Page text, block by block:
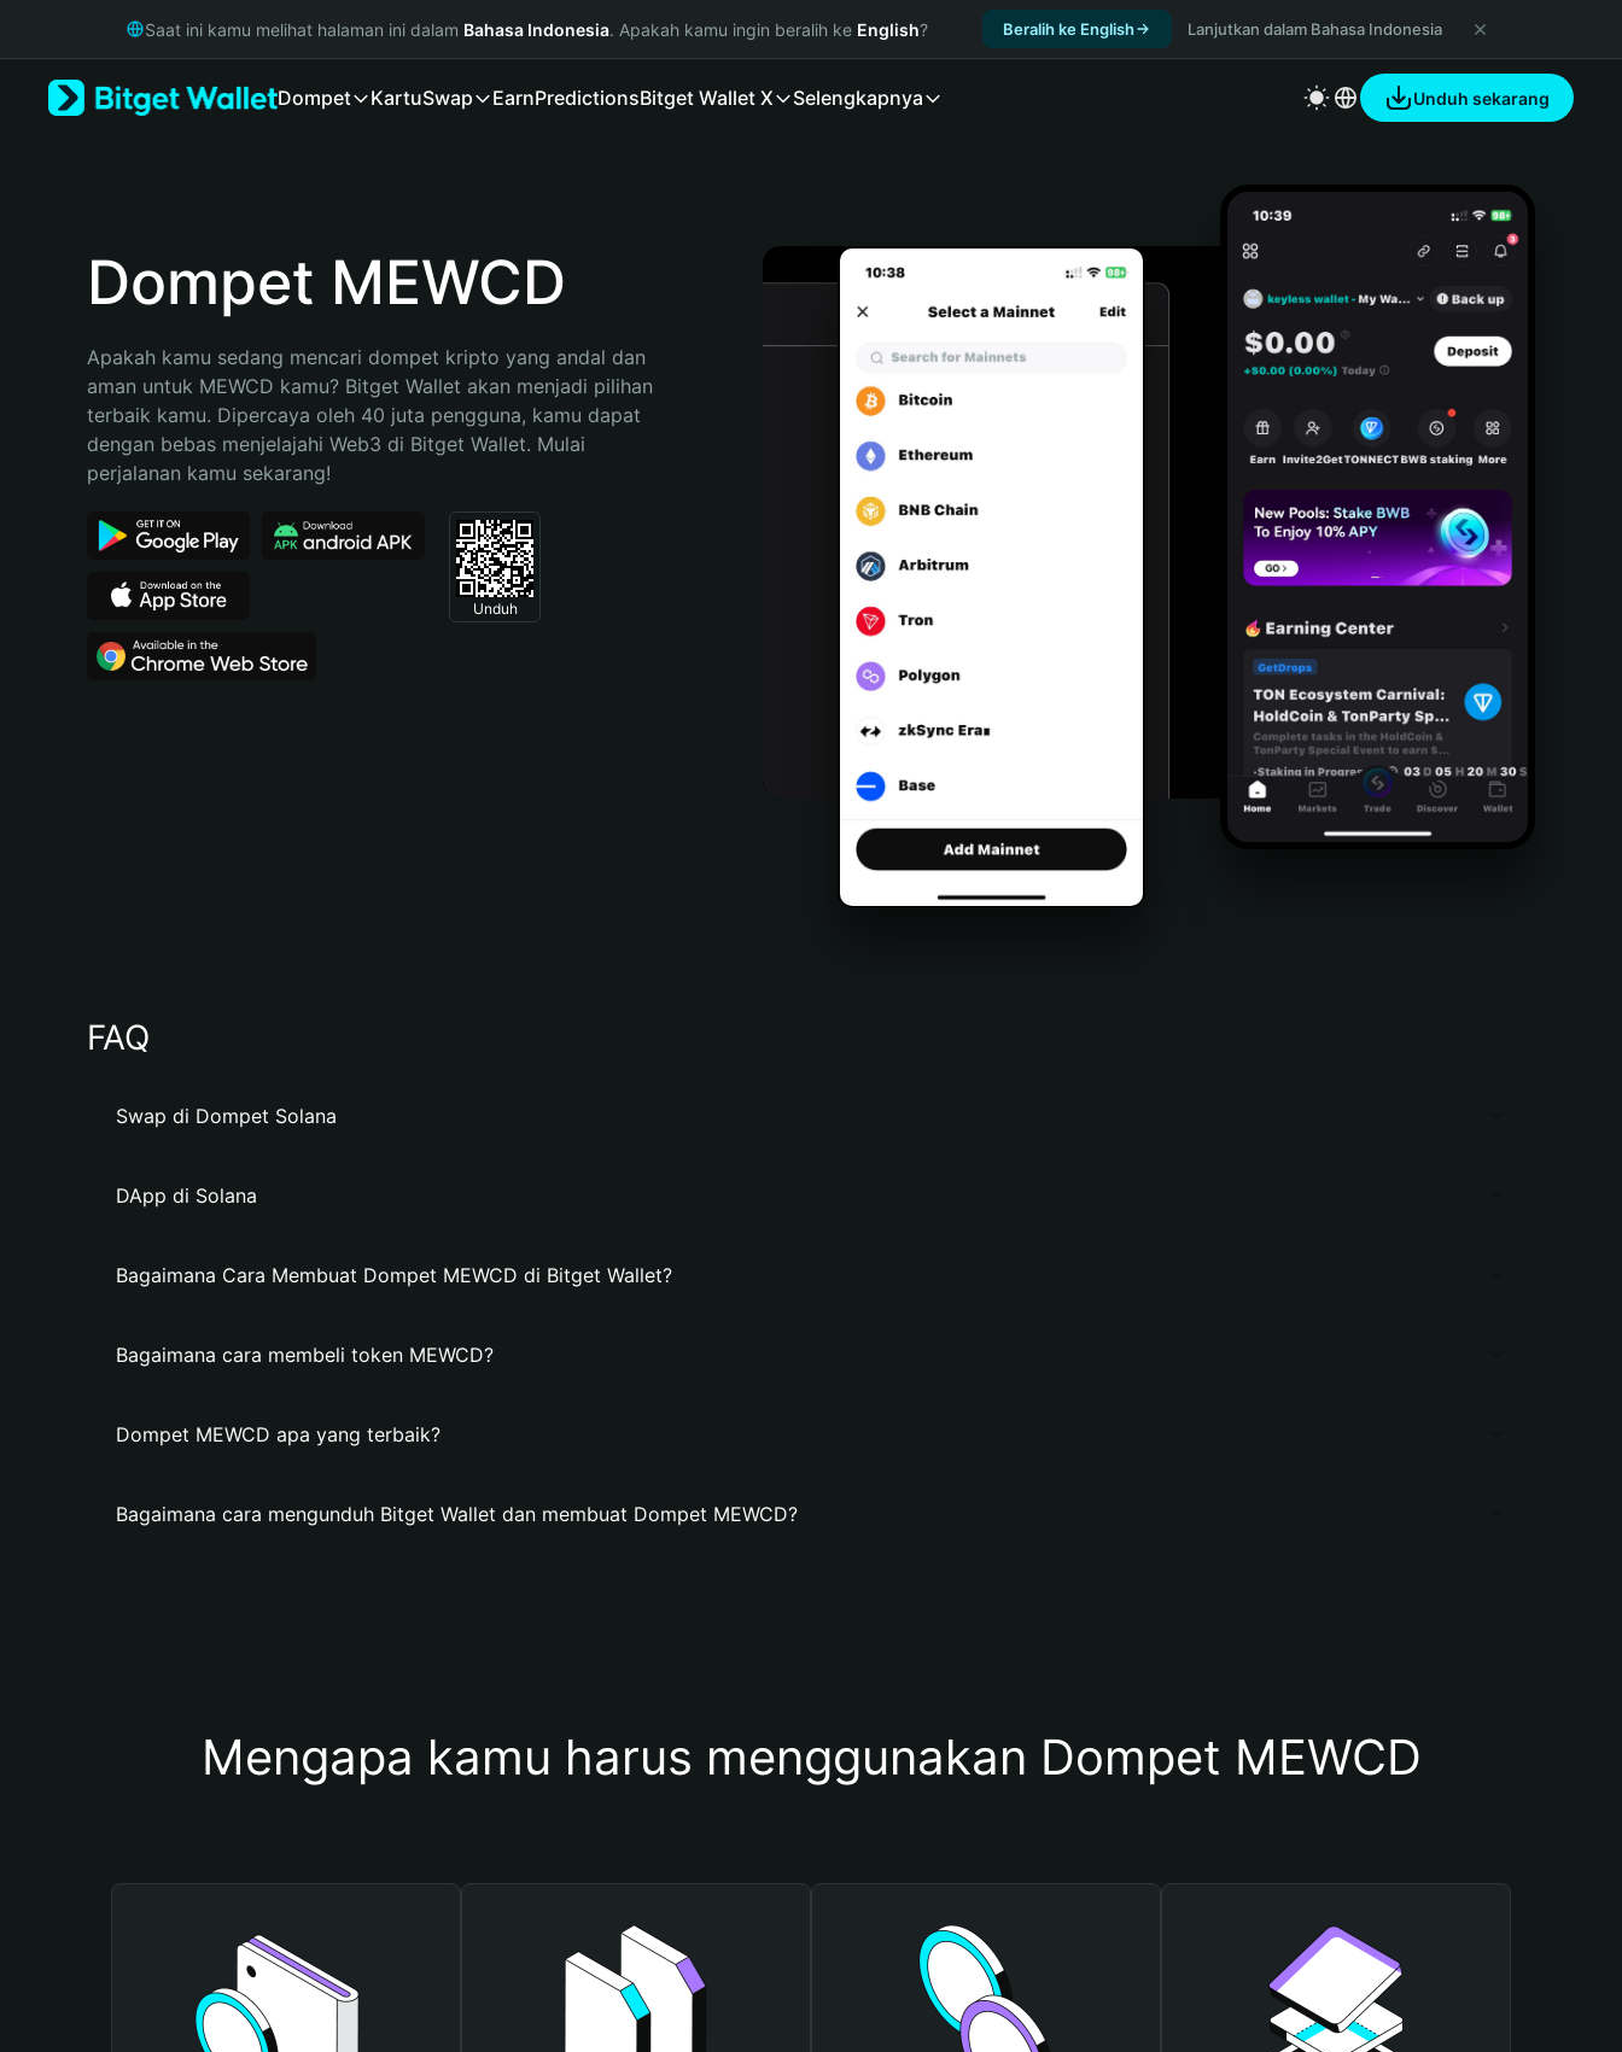
Русский
Bahasa Indonesia
Español (Argentina)
Saat ini kamu melihat halaman ini dalam Bahasa Indonesia. Apakah kamu ingin beralih ke English? Beralih ke English Lanjutkan dalam Bahasa Indonesia
Dompet KartuSwap EarnPredictionsBitget Wallet X Selengkapnya Unduh sekarang
Dompet MEWCD
Apakah kamu sedang mencari dompet kripto yang andal dan
aman untuk MEWCD kamu? Bitget Wallet akan menjadi pilihan
terbaik kamu. Dipercaya oleh 40 juta pengguna, kamu dapat
dengan bebas menjelajahi Web3 di Bitget Wallet. Mulai
perjalanan kamu sekarang!
Unduh
FAQ
Swap di Dompet Solana
DApp di Solana
Bagaimana Cara Membuat Dompet MEWCD di Bitget Wallet?
Bagaimana cara membeli token MEWCD?
Dompet MEWCD apa yang terbaik?
Bagaimana cara mengunduh Bitget Wallet dan membuat Dompet MEWCD?
Mengapa kamu harus menggunakan Dompet MEWCD